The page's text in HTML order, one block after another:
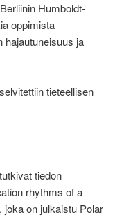
Humboldt-
oppimista
hajautuneisuus ja
tieteellisen
tiedon
rhythms of a
joka on julkaistu Polar